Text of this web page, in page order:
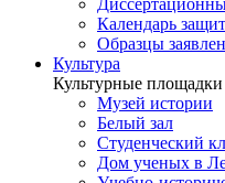
Календарь защит
Образцы
Культура
Культурные площадки
Музей истории
Белый зал
Студенческий
Дом ученых в